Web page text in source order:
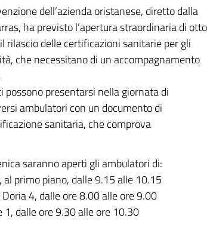
dell’azienda oristanese, diretto dalla
ha previsto l’apertura straordinaria di otto
delle certificazioni sanitarie per gli
che necessitano di un accompagnamento
presentarsi nella giornata di
ambulatori con un documento di
sanitaria, che comprova
saranno aperti gli ambulatori di:
al primo piano, dalle 9.15 alle 10.15
4, dalle ore 8.00 alle ore 9.00
1, dalle ore 9.30 alle ore 10.30